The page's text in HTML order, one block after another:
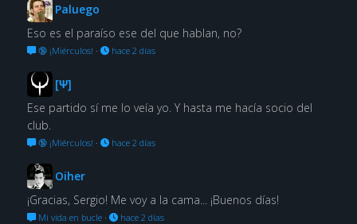
Paluego
Eso es el paraíso ese del que hablan, no?
🔞 ¡Miérculos! · hace 2 días
[Ψ]
Ese partido sí me lo veía yo. Y hasta me hacía socio del
club.
🔞 ¡Miérculos! · hace 2 días
Oiher
¡Gracias, Sergio! Me voy a la cama... ¡Buenos días!
Mi vida en bucle· hace 2 días